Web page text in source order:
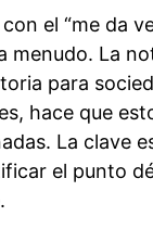
el “me da
menudo. La
para
hace que
La clave
el punto